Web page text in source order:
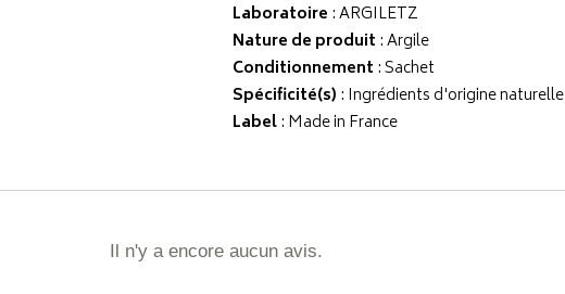
Laboratoire :ARGILETZ
Nature de produit : Argile
Conditionnement : Sachet
Spécificité(s) : Ingrédients d'origine naturelle
Label: Made in France
Il n'y a encore aucun avis.